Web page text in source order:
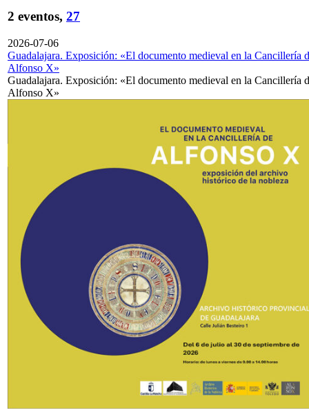
2 eventos, 27
2026-07-06
Guadalajara. Exposición: «El documento medieval en la Cancillería
Alfonso X»
Guadalajara. Exposición: «El documento medieval en la Cancillería
Alfonso X»